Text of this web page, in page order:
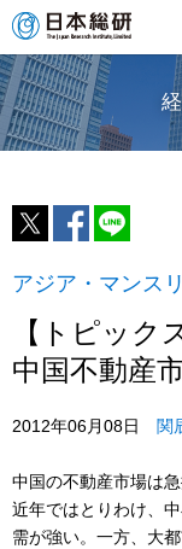
アジア・マンス
【トピック
中国不動産
2012年06月08日 関
中国の不動産市場は
近年ではとりわけ、
需が強い。一方、大